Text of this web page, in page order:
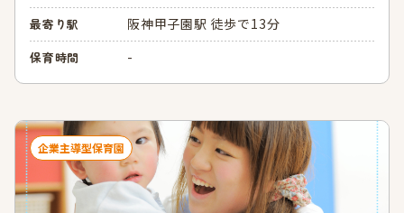
最寄り駅 阪神甲子園駅 徒歩で13分
保育時間 -
企業主導型保育園